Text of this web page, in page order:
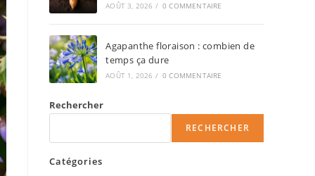
AOÛT 3, 2026 / 0 COMMENTAIRE
Agapanthe floraison : combien de
temps ça dure
AOÛT 1, 2026 / 0 COMMENTAIRE
Rechercher
RECHERCHER
Catégories